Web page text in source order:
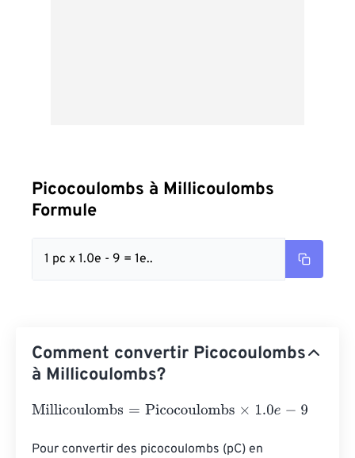
Picocoulombs à Millicoulombs
Formule
1 pc x 1.0e - 9 = 1e..
Comment convertir Picocoulombs
à Millicoulombs?
Millicoulombs=Picocoulombs×1.0e-9
Pour convertir des picocoulombs (pC) en